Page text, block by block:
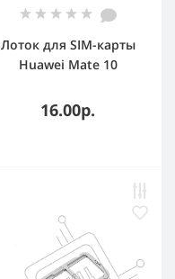
Лоток для SIM-карты
Huawei Mate 10
16.00р.